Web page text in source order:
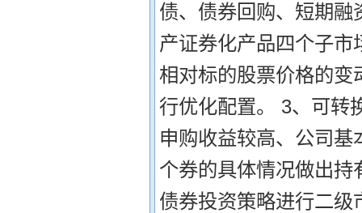
债、债券回购、短期
产证券化产品四个子
相对标的股票价格的
行优化配置。 3、可转
申购收益较高、公司
个券的具体情况做出
债券投资策略进行二